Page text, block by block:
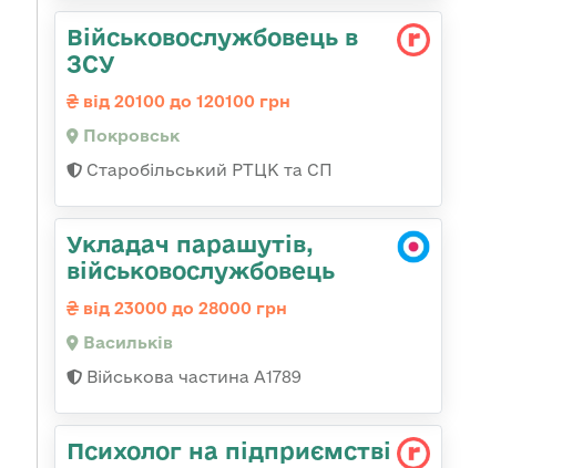
Військовослужбовець в
ЗСУ
від 20100 до 120100 грн
Покровськ
Старобільський РТЦК та СП
Укладач парашутів,
військовослужбовець
від 23000 до 28000 грн
Васильків
Військова частина А1789
Психолог на підприємстві